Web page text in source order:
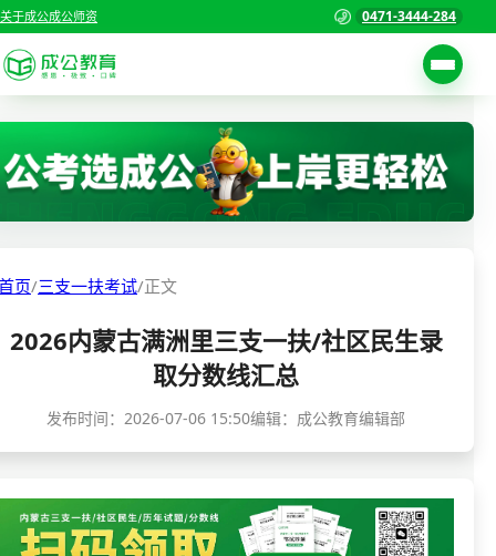
关于成公成公师资 0471-3444-284
考试公告
职位表
准考证打印
成绩查询
分数线
资格复审
面试补录
首页
国家公务员考试
三支一扶考试
警察/辅警考试
国企/银行考试
页/三支一扶考试/正文
2026内蒙古满洲里三支一扶/社区民生录
取分数线汇总
发布时间： 2026-07-06 15:50编辑：成公教育编辑部